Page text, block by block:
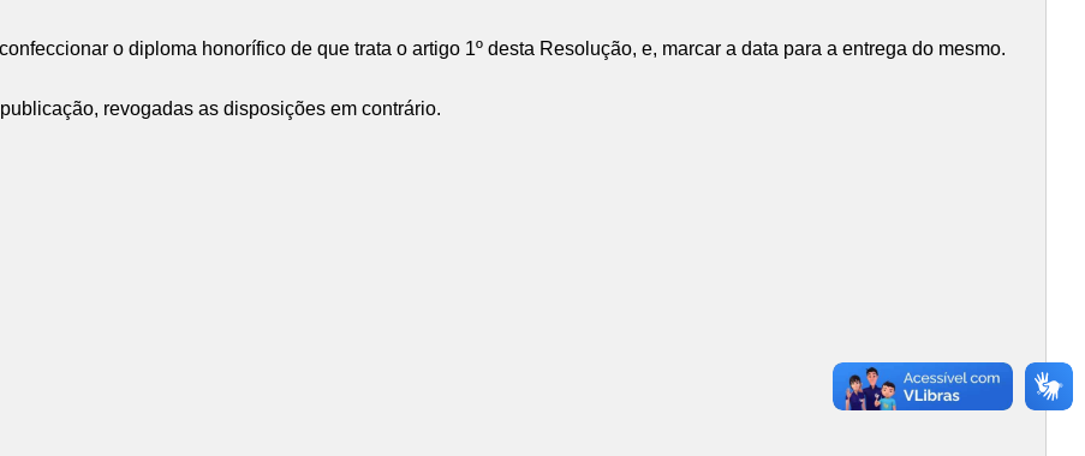
o diploma honorífico de que trata o artigo 1º desta Resolução, e, marcar a data para a entrega do mesmo.
revogadas as disposições em contrário.